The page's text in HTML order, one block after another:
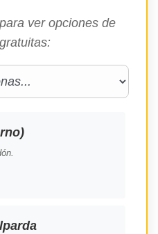
ver opciones de